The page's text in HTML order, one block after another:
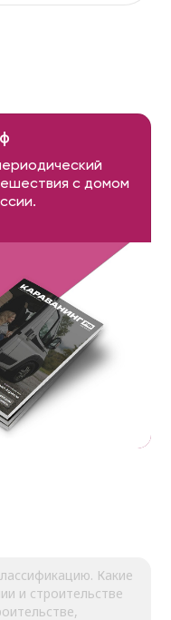
с домом
Какие
и строительстве